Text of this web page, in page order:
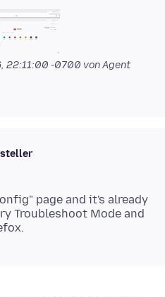
22:11:00 -0700 von Agent
page and it's already
Troubleshoot Mode and